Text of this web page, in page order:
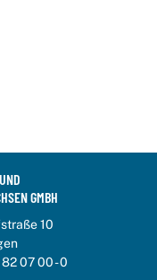
GMBH
10
07 00 - 0